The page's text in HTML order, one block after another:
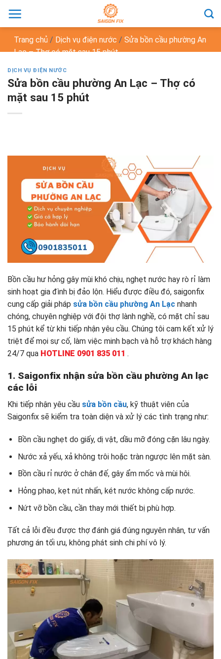
đến
dungTrang chủ / Dịch vụ điện nước / Sửa bồn cầu phường An
Lạc – Thợ có mặt sau 15 phút
DỊCH VỤ ĐIỆN NƯỚC
Sửa bồn cầu phường An Lạc – Thợ có
mặt sau 15 phút
Bồn cầu hư hỏng gây mùi khó chịu, nghẹt nước hay rò rỉ làm
sinh hoạt gia đình bị đảo lộn. Hiểu được điều đó, saigonfix
cung cấp giải pháp sửa bồn cầu phường An Lạc nhanh
chóng, chuyên nghiệp với đội thợ lành nghề, có mặt chỉ sau
15 phút kể từ khi tiếp nhận yêu cầu. Chúng tôi cam kết xử lý
triệt để mọi sự cố, làm việc minh bạch và hỗ trợ khách hàng
24/7 qua HOTLINE 0901 835 011 .
1. Saigonfix nhận sửa bồn cầu phường An lạc
các lỗi
Khi tiếp nhận yêu cầu sửa bồn cầu, kỹ thuật viên của
Saigonfix sẽ kiểm tra toàn diện và xử lý các tình trạng như:
Bồn cầu nghẹt do giấy, dị vật, dầu mỡ đóng cặn lâu ngày.
Nước xả yếu, xả không trôi hoặc tràn ngược lên mặt sàn.
Bồn cầu rỉ nước ở chân đế, gây ẩm mốc và mùi hôi.
Hỏng phao, kẹt nút nhấn, két nước không cấp nước.
Nứt vỡ bồn cầu, cần thay mới thiết bị phù hợp.
Tất cả lỗi đều được thợ đánh giá đúng nguyên nhân, tư vấn
phương án tối ưu, không phát sinh chi phí vô lý.